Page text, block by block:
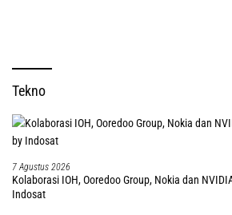
Tekno
7 Agustus 2026
Kolaborasi IOH, Ooredoo Group, Nokia dan
Indosat